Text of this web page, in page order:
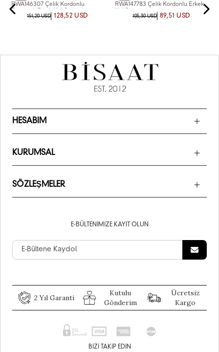
RWA146307 Çelik Kordonlu
Otomatik Erkek Kol Saati
151,20 USD 128,52 USD
RWA147783 Çelik Kordonlu Erkek
Kol Saati
105,30 USD 89,51 USD
HESABIM
KURUMSAL
SÖZLEŞMELER
E-BÜLTENIMIZE KAYIT OLUN
2 Yıl Garanti
Kutulu
Gönderim
Ücretsiz
Kargo
BIZI TAKIP EDIN